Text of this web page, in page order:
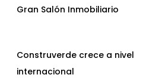
Gran Salón Inmobiliario
Construverde crece a nivel
internacional